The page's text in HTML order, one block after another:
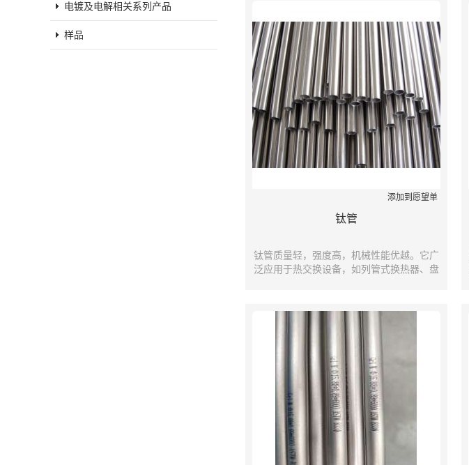
电镀及电解相关系列产品
样品
添加到愿望单
钛管
钛管质量轻，强度高，机械性能优越。它广
泛应用于热交换设备，如列管式换热器、盘